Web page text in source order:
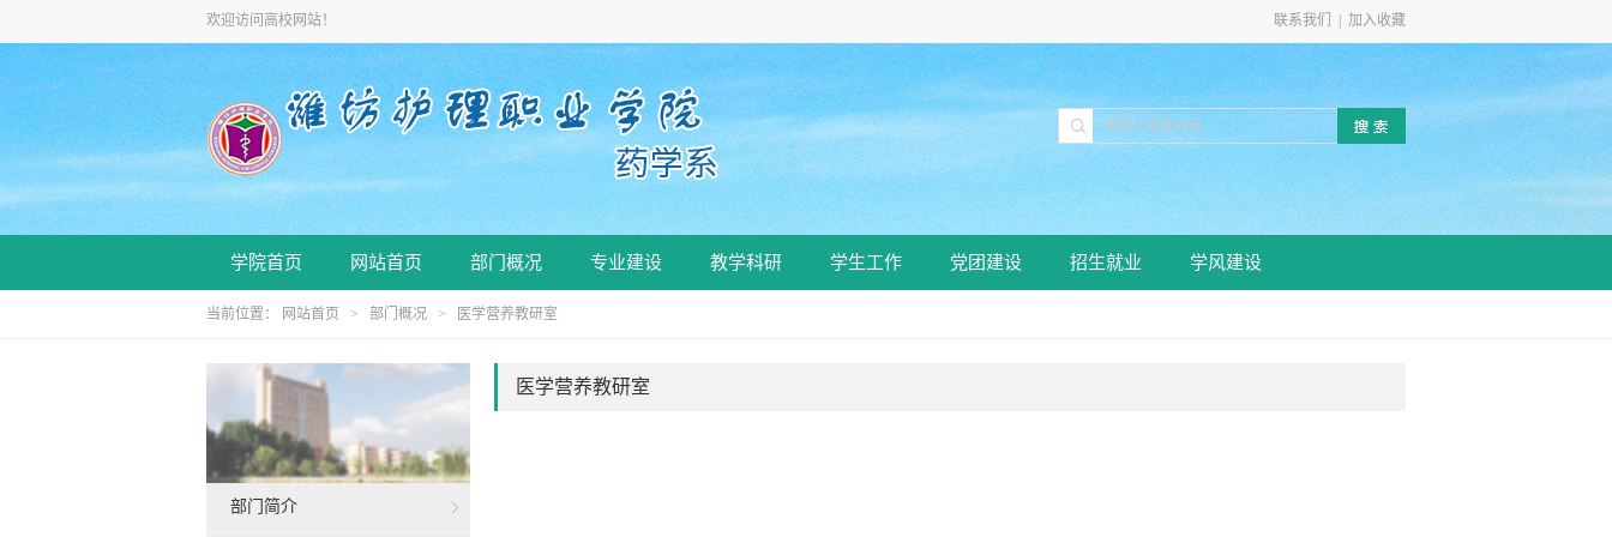
欢迎访问高校网站！ 联系我们 加入收藏
学院首页 网站首页 部门概况 专业建设 教学科研 学生工作 党团建设 招生就业 学风建设
当前位置： 网站首页 > 部门概况 > 医学营养教研室
部门简介
医学营养教研室